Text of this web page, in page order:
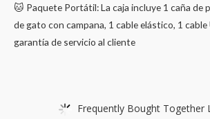
🐱 Paquete Portátil: La caja incluye 1 caña de
de gato con campana, 1 cable elástico, 1 cable
garantía de servicio al cliente
Frequently Bought Together